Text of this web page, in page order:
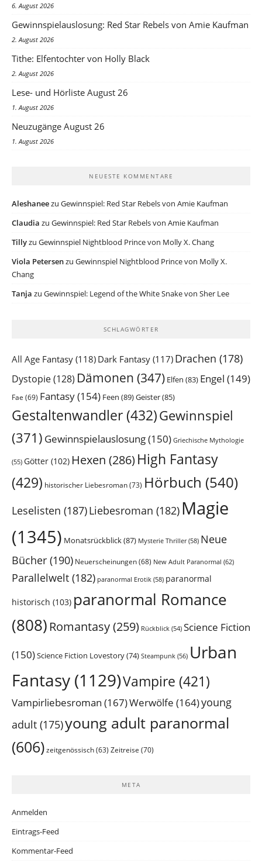
6. August 2026
Gewinnspielauslosung: Red Star Rebels von Amie Kaufman
2. August 2026
Tithe: Elfentochter von Holly Black
2. August 2026
Lese- und Hörliste August 26
1. August 2026
Neuzugänge August 26
1. August 2026
NEUESTE KOMMENTARE
Aleshaneezu Gewinnspiel: Red Star Rebels von Amie Kaufman
Claudia zu Gewinnspiel: Red Star Rebels von Amie Kaufman
Tillyzu Gewinnspiel Nightblood Prince von Molly X. Chang
Viola Petersenzu Gewinnspiel Nightblood Prince von Molly X.
Chang
Tanja zu Gewinnspiel: Legend of the White Snake von Sher Lee
SCHLAGWÖRTER
All Age Fantasy (118) Dark Fantasy (117) Drachen (178)
Dystopie(128) Dämonen (347) Elfen (83) Engel (149)
Fae (69) Fantasy(154) Feen (89)Geister(85)
Gestaltenwandler (432)Gewinnspiel
(371) Gewinnspielauslosung(150) Griechische Mythologie
(55) Götter (102) Hexen (286) High Fantasy
(429) historischer Liebesroman(73) Hörbuch (540)
Leselisten (187)Liebesroman (182) Magie
(1345) Monatsrückblick(87) Mysterie Thriller(58) Neue
Bücher (190) Neuerscheinungen(68) New Adult Paranormal (62)
Parallelwelt (182) paranormal Erotik (58) paranormal
historisch (103) paranormal Romance
(808) Romantasy(259) Rückblick (54) Science Fiction
(150)Science Fiction Lovestory(74) Steampunk (56) Urban
Fantasy (1129)Vampire (421)
Vampirliebesroman (167)Werwölfe (164)young
adult (175)young adult paranormal
(606) zeitgenössisch (63) Zeitreise (70)
META
Anmelden
Eintrags-Feed
Kommentar-Feed